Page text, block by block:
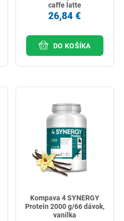
caffe latte
26,84 €
DO KOŠÍKA
Kompava 4 SYNERGY
Protein 2000 g/66 dávok,
vanilka